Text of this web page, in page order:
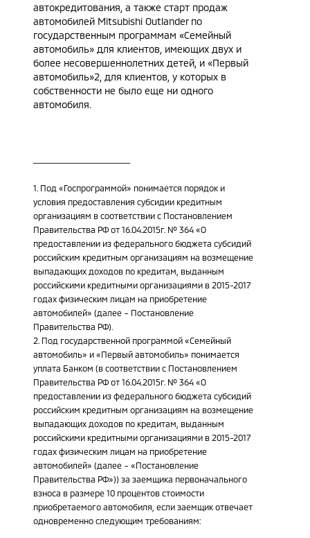
автокредитования, а также старт продаж
автомобилей Mitsubishi Outlander по
государственным программам «Семейный
автомобиль» для клиентов, имеющих двух и
более несовершеннолетних детей, и «Первый
автомобиль»2, для клиентов, у которых в
собственности не было еще ни одного
автомобиля.
1. Под «Госпрограммой» понимается порядок и
условия предоставления субсидии кредитным
организациям в соответствии с Постановлением
Правительства РФ от 16.04.2015г. № 364 «О
предоставлении из федерального бюджета субсидий
российским кредитным организациям на возмещение
выпадающих доходов по кредитам, выданным
российскими кредитными организациями в 2015-2017
годах физическим лицам на приобретение
автомобилей» (далее – Постановление
Правительства РФ).
2. Под государственной программой «Семейный
автомобиль» и «Первый автомобиль» понимается
уплата Банком (в соответствии с Постановлением
Правительства РФ от 16.04.2015г. № 364 «О
предоставлении из федерального бюджета субсидий
российским кредитным организациям на возмещение
выпадающих доходов по кредитам, выданным
российскими кредитными организациями в 2015-2017
годах физическим лицам на приобретение
автомобилей» (далее – «Постановление
Правительства РФ»)) за заемщика первоначального
взноса в размере 10 процентов стоимости
приобретаемого автомобиля, если заемщик отвечает
одновременно следующим требованиям: